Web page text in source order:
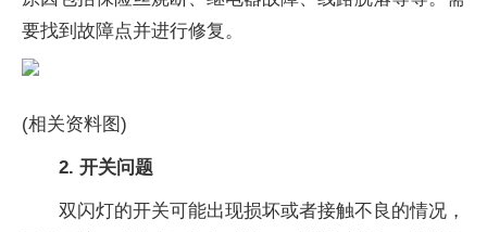
要找到故障点并进行修复。
(相关资料图)
2. 开关问题
双闪灯的开关可能出现损坏或者接触不良的情况，